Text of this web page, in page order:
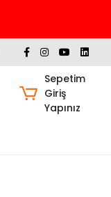
Sepetim
Giriş
Yapınız